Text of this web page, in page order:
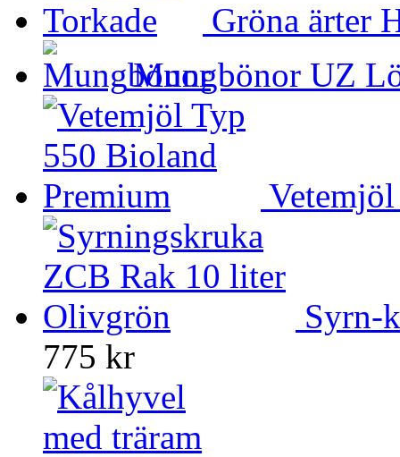
Gröna ärter
Mungbönor UZ
Syrn-
775 kr